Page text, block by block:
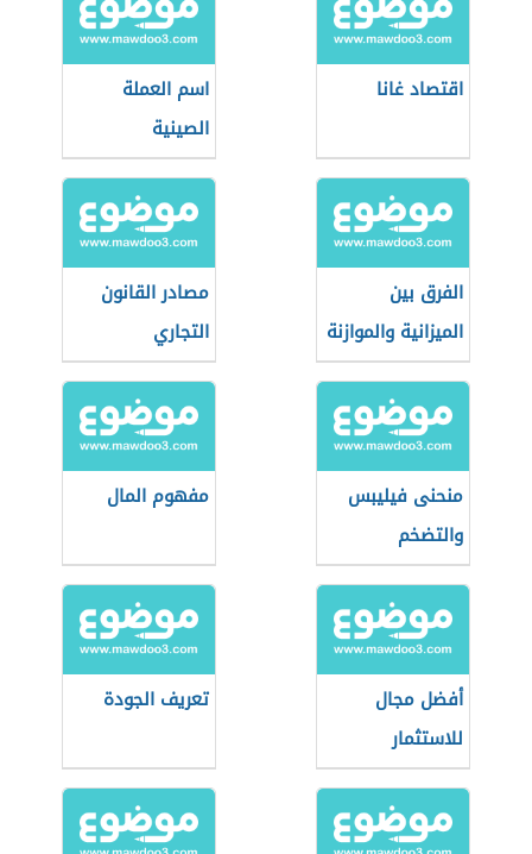
اقتصاد غانا
اسم العملة
الصينية
الفرق بين
الميزانية والموازنة
مصادر القانون
التجاري
منحنى فيليبس
والتضخم
مفهوم المال
أفضل مجال
للاستثمار
تعريف الجودة